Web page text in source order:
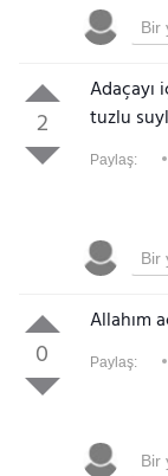
2
Adaçayı
tuzlu
Paylaş:
0
Allahım
Paylaş: